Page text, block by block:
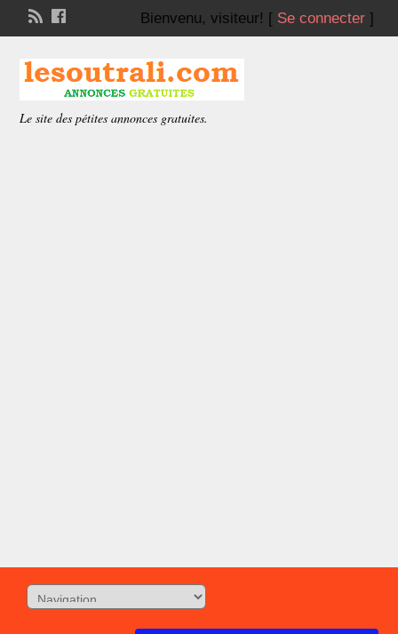
Bienvenu, visiteur! [ Se connecter]
Le site des pétites annonces gratuites.